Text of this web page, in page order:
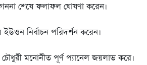
শেষে ফলাফল ঘোষণা করেন।
নির্বাচন পরিদর্শন করেন।
চৌধুরী মনোনীত পূর্ণ প্যানেল জয়লাভ করে।